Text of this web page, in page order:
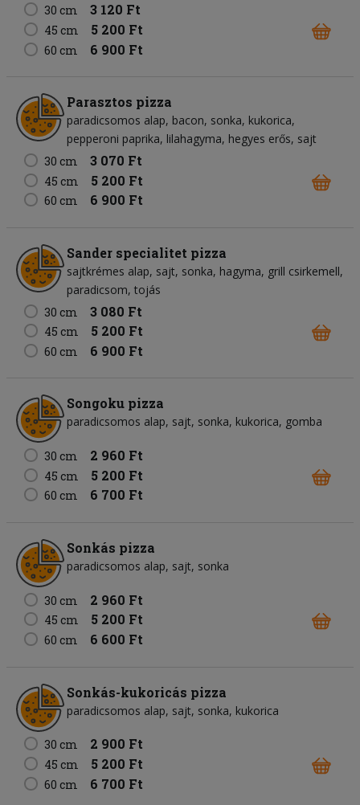
30 cm 3 120 Ft
45 cm 5 200 Ft
60 cm 6 900 Ft
Parasztos pizza
paradicsomos alap bacon sonka kukorica
pepperoni paprika lilahagyma hegyes erős sajt
30 cm
3 070 Ft
45 cm 5 200 Ft
60 cm 6 900 Ft
Sander specialitet pizza
sajtkrémes alap sajt sonka hagyma grill csirkemell
paradicsom tojás
30 cm
3 080 Ft
45 cm 5 200 Ft
60 cm 6 900 Ft
Songoku pizza
paradicsomos alap sajt sonka kukorica gomba
30 cm 2 960 Ft
45 cm 5 200 Ft
60 cm 6 700 Ft
Sonkás pizza
paradicsomos alap sajt sonka
30 cm 2 960 Ft
45 cm 5 200 Ft
60 cm 6 600 Ft
Sonkás-kukoricás pizza
paradicsomos alap sajt sonka kukorica
30 cm 2 900 Ft
45 cm 5 200 Ft
60 cm 6 700 Ft